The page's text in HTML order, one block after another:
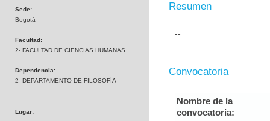
Sede:
Bogotá
Facultad:
2- FACULTAD DE CIENCIAS HUMANAS
Dependencia:
2- DEPARTAMENTO DE FILOSOFÍA
Lugar:
Resumen
--
Convocatoria
Nombre de la
convocatoria: